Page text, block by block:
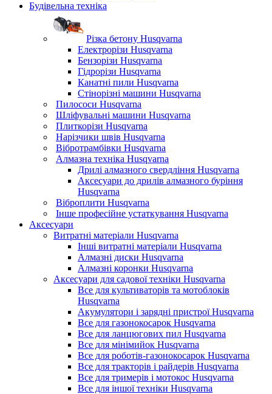
Будівельна техніка
Різка бетону Husqvarna
Електрорізи Husqvarna
Бензорізи Husqvarna
Гідрорізи Husqvarna
Канатні пили Husqvarna
Стінорізні машини Husqvarna
Пилососи Husqvarna
Шліфувальні машини Husqvarna
Плиткорізи Husqvarna
Нарізчики швів Husqvarna
Вібротрамбівки Husqvarna
Алмазна техніка Husqvarna
Дрилі алмазного свердління Husqvarna
Аксесуари до дрилів алмазного буріння
Husqvarna
Віброплити Husqvarna
Інше професійне устаткування Husqvarna
Аксесуари
Витратні матеріали Husqvarna
Інші витратні матеріали Husqvarna
Алмазні диски Husqvarna
Алмазні коронки Husqvarna
Аксесуари для садової техніки Husqvarna
Все для культиваторів та мотоблоків
Husqvarna
Акумулятори і зарядні пристрої Husqvarna
Все для газонокосарок Husqvarna
Все для ланцюгових пил Husqvarna
Все для мінімийок Husqvarna
Все для роботів-газонокосарок Husqvarna
Все для тракторів і райдерів Husqvarna
Все для тримерів і мотокос Husqvarna
Все для іншої техніки Husqvarna